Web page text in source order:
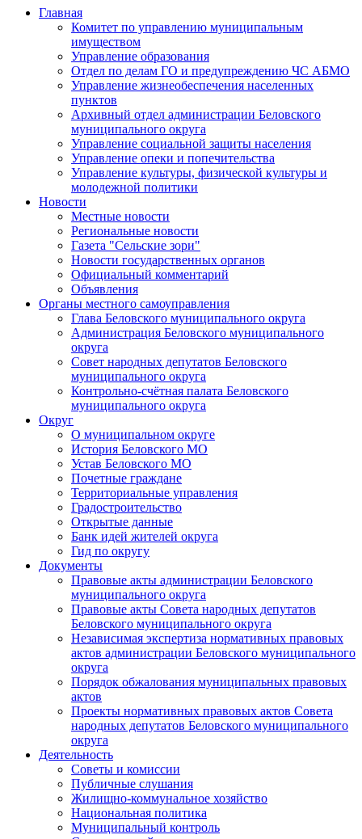
Главная
Комитет по управлению муниципальным
имуществом
Управление образования
Отдел по делам ГО и предупреждению ЧС АБМО
Управление жизнеобеспечения населенных
пунктов
Архивный отдел администрации Беловского
муниципального округа
Управление социальной защиты населения
Управление опеки и попечительства
Управление культуры, физической культуры и
молодежной политики
Новости
Местные новости
Региональные новости
Газета "Сельские зори"
Новости государственных органов
Официальный комментарий
Объявления
Органы местного самоуправления
Глава Беловского муниципального округа
Администрация Беловского муниципального
округа
Совет народных депутатов Беловского
муниципального округа
Контрольно-счётная палата Беловского
муниципального округа
Округ
О муниципальном округе
История Беловского МО
Устав Беловского МО
Почетные граждане
Территориальные управления
Градостроительство
Открытые данные
Банк идей жителей округа
Гид по округу
Документы
Правовые акты администрации Беловского
муниципального округа
Правовые акты Совета народных депутатов
Беловского муниципального округа
Независимая экспертиза нормативных правовых
актов администрации Беловского муниципального
округа
Порядок обжалования муниципальных правовых
актов
Проекты нормативных правовых актов Совета
народных депутатов Беловского муниципального
округа
Деятельность
Советы и комиссии
Публичные слушания
Жилищно-коммунальное хозяйство
Национальная политика
Муниципальный контроль